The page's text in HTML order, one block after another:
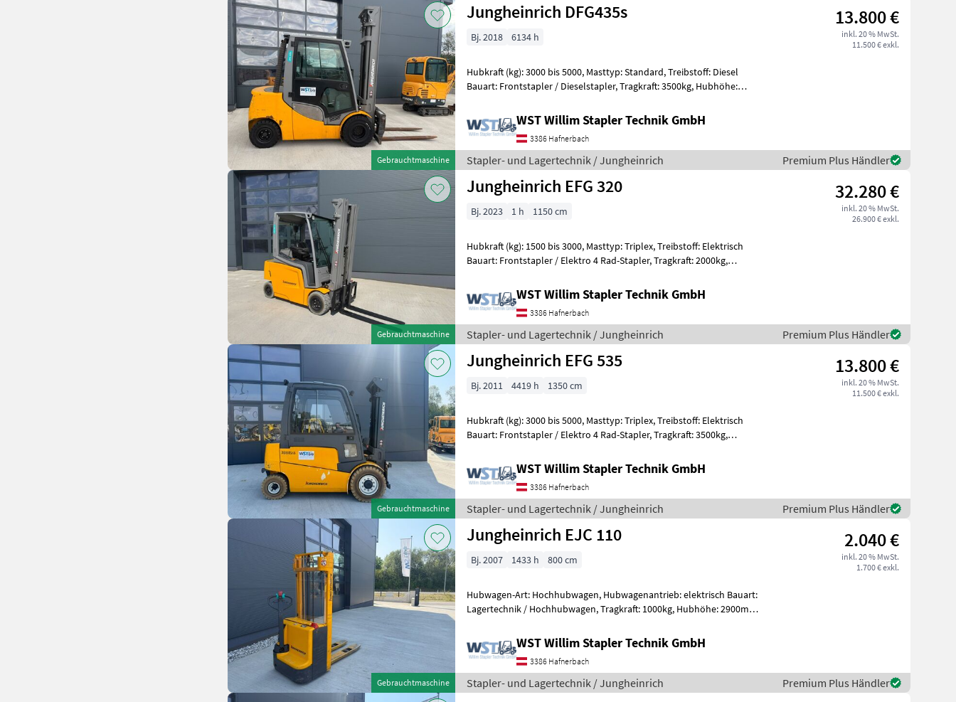
Gebrauchtmaschine
Jungheinrich DFG435s 13.800 €
inkl. 20 % MwSt.
11.500 € exkl.
Bj. 2018 6134 h
Hubkraft (kg): 3000 bis 5000, Masttyp: Standard, Treibstoff: Diesel
Bauart: Frontstapler / Dieselstapler, Tragkraft: 3500kg, Hubhöhe:
WST Willim Stapler Technik GmbH
3386 Hafnerbach
Stapler- und Lagertechnik / Jungheinrich Premium Plus Händler
Gebrauchtmaschine
Jungheinrich EFG 320 32.280 €
inkl. 20 % MwSt.
26.900 € exkl.
Bj. 2023 1 h 1150 cm
Hubkraft (kg): 1500 bis 3000, Masttyp: Triplex, Treibstoff: Elektrisch
Bauart: Frontstapler / Elektro 4 Rad-Stapler, Tragkraft: 2000kg,
WST Willim Stapler Technik GmbH
3386 Hafnerbach
Stapler- und Lagertechnik / Jungheinrich Premium Plus Händler
Gebrauchtmaschine
Jungheinrich EFG 535 13.800 €
inkl. 20 % MwSt.
11.500 € exkl.
Bj. 2011 4419 h 1350 cm
Hubkraft (kg): 3000 bis 5000, Masttyp: Triplex, Treibstoff: Elektrisch
Bauart: Frontstapler / Elektro 4 Rad-Stapler, Tragkraft: 3500kg,
WST Willim Stapler Technik GmbH
3386 Hafnerbach
Stapler- und Lagertechnik / Jungheinrich Premium Plus Händler
Gebrauchtmaschine
Jungheinrich EJC 110 2.040 €
inkl. 20 % MwSt.
1.700 € exkl.
Bj. 2007 1433 h 800 cm
Hubwagen-Art: Hochhubwagen, Hubwagenantrieb: elektrisch Bauart:
Lagertechnik / Hochhubwagen, Tragkraft: 1000kg, Hubhöhe: 2900mm,
WST Willim Stapler Technik GmbH
3386 Hafnerbach
Stapler- und Lagertechnik / Jungheinrich Premium Plus Händler